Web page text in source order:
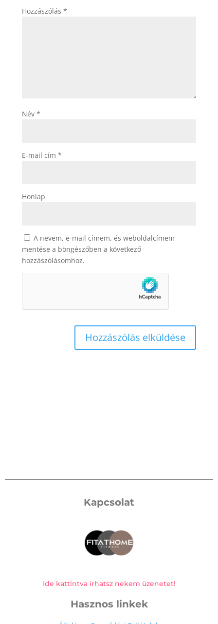
Hozzászólás *
Név *
E-mail cím *
Honlap
A nevem, e-mail címem, és weboldalcímem
mentése a böngészőben a következő
hozzászólásomhoz.
Kapcsolat
Ide kattintva írhatsz nekem üzenetet!
Hasznos linkek